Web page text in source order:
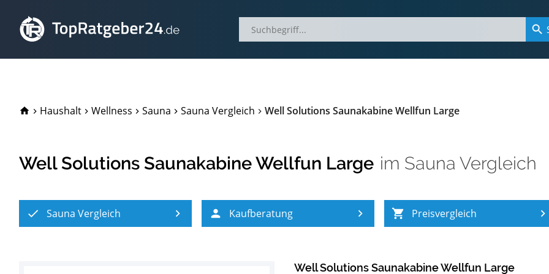
TopRatgeber24.de
Haushalt Wellness Sauna Sauna Vergleich Well Solutions Saunakabine Wellfun Large
Well Solutions Saunakabine Wellfun Large im Sauna Vergleich
Sauna Vergleich Kaufberatung Preisvergleich
Well Solutions Saunakabine Wellfun Large